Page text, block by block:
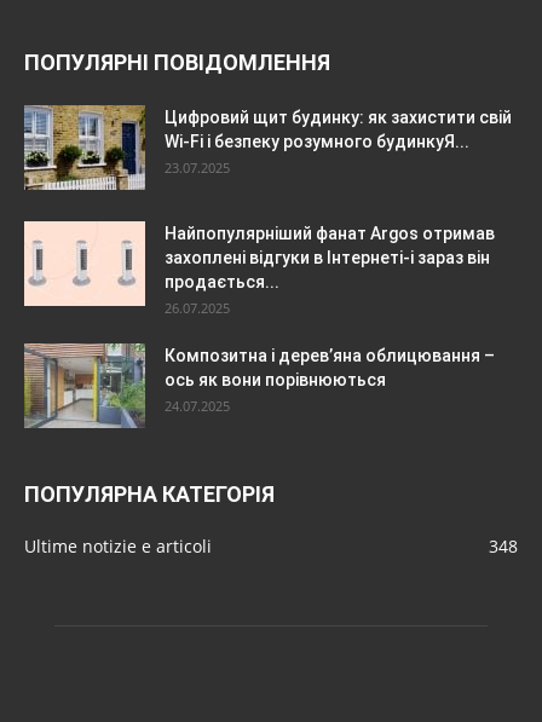
ПОПУЛЯРНІ ПОВІДОМЛЕННЯ
Цифровий щит будинку: як захистити свій
Wi-Fi і безпеку розумного будинкуЯ...
23.07.2025
Найпопулярніший фанат Argos отримав
захоплені відгуки в Інтернеті-і зараз він
продається...
26.07.2025
Композитна і дерев’яна облицювання –
ось як вони порівнюються
24.07.2025
ПОПУЛЯРНА КАТЕГОРІЯ
Ultime notizie e articoli 348